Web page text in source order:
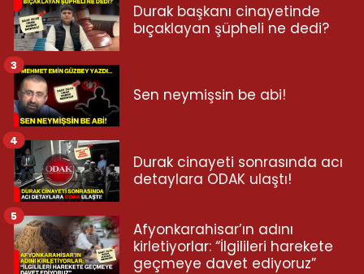
Durak başkanı cinayetinde
bıçaklayan şüpheli ne dedi?
Sen neymişsin be abi!
3
Durak cinayeti sonrasında acı
detaylara ODAK ulaştı!
4
Afyonkarahisar’ın adını
kirletiyorlar: “İlgilileri harekete
geçmeye davet ediyoruz”
5